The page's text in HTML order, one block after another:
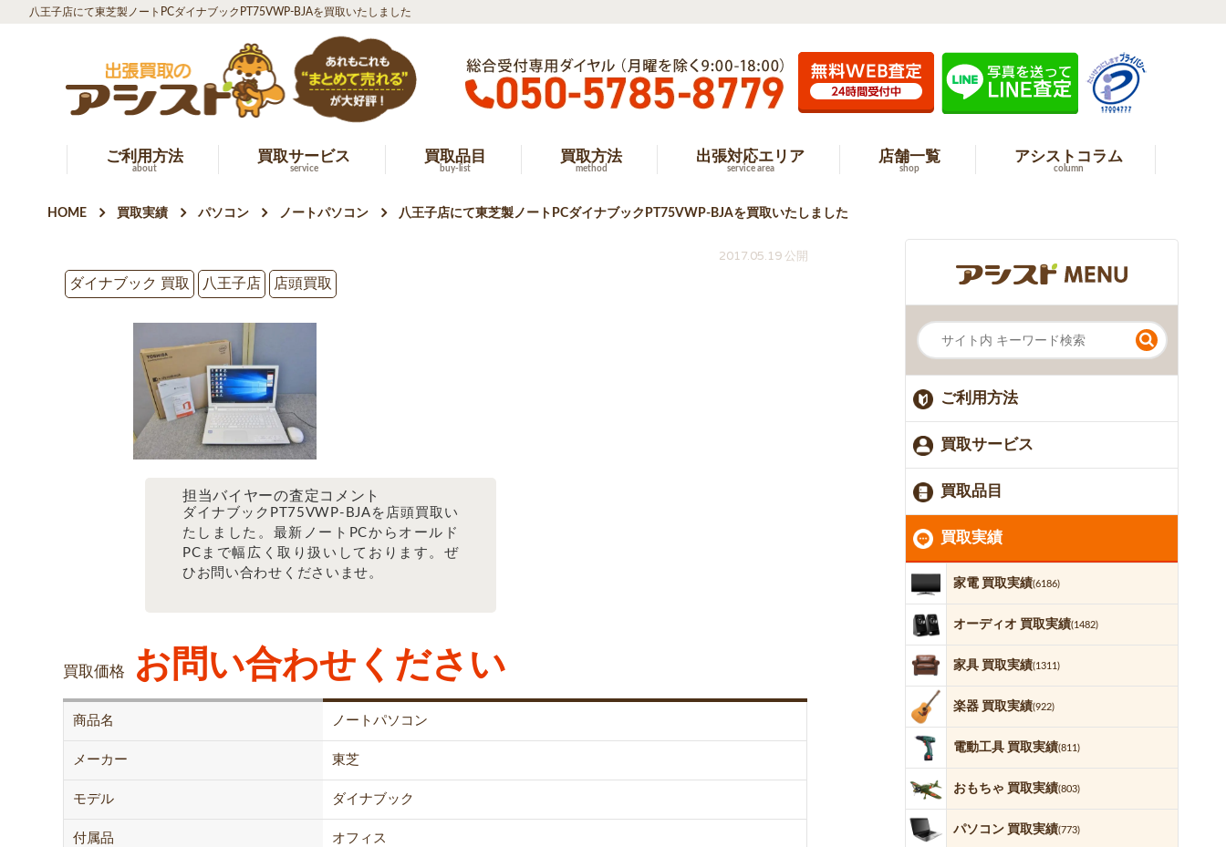
八王子店にて東芝製ノートPCダイナブックPT75VWP-BJAを買取いたしました
ご利用方法
about
買取サービス
service
買取品目
buy-list
買取方法
method
出張対応エリア
service area
店舗一覧
shop
アシストコラム
column
HOME 買取実績 パソコン ノートパソコン 八王子店にて東芝製ノートPCダイナブックPT75VWP-BJAを買取いたしました
2017.05.19 公開
ダイナブック 買取
八王子店 店頭買取
担当バイヤーの査定コメント
ダイナブックPT75VWP-BJAを店頭買取い
たしました。最新ノートPCからオールド
PCまで幅広く取り扱いしております。ぜ
ひお問い合わせくださいませ。
買取価格 お問い合わせください
商品名 ノートパソコン
メーカー 東芝
モデル ダイナブック
付属品 オフィス
ご利用方法
買取サービス
買取品目
買取実績
家電 買取実績(6186)
オーディオ 買取実績(1482)
家具 買取実績(1311)
楽器 買取実績(922)
電動工具 買取実績(811)
おもちゃ 買取実績(803)
パソコン 買取実績(773)